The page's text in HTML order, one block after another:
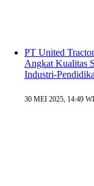
PT United
Angkat Kualitas
Industri-
30 MEI 2025, 14:49